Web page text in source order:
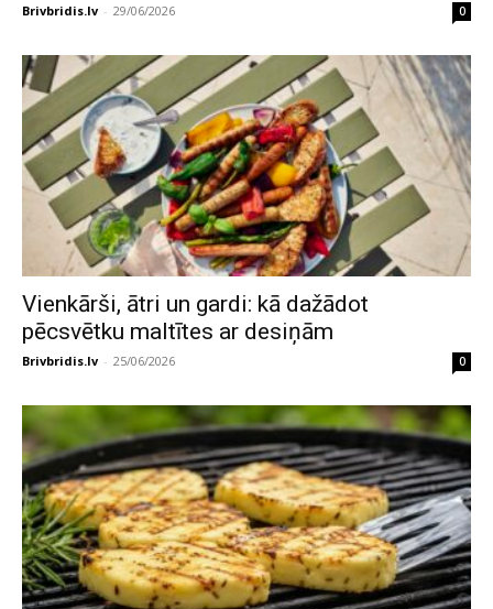
Brivbridis.lv - 29/06/2026 0
Vienkārši, ātri un gardi: kā dažādot
pēcsvētku maltītes ar desiņām
Brivbridis.lv - 25/06/2026 0